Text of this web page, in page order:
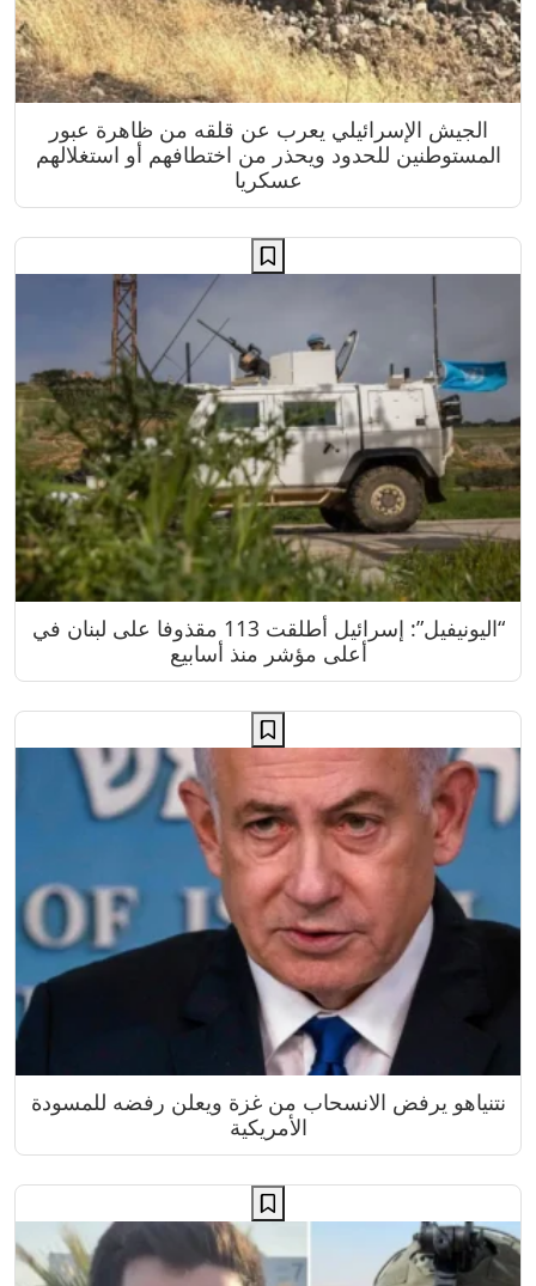
الجيش الإسرائيلي يعرب عن قلقه من ظاهرة عبور
المستوطنين للحدود ويحذر من اختطافهم أو استغلالهم
عسكريا
“اليونيفيل”: إسرائيل أطلقت 113 مقذوفا على لبنان في
أعلى مؤشر منذ أسابيع
نتنياهو يرفض الانسحاب من غزة ويعلن رفضه للمسودة
الأمريكية